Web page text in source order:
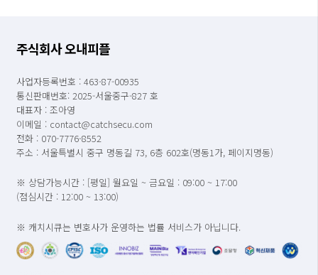
주식회사 오내피플
사업자등록번호 : 463-87-00935
통신판매번호: 2025-서울중구-827 호
대표자 : 조아영
이메일 : contact@catchsecu.com
전화 : 070-7776-8552
주소 : 서울특별시 중구 명동길 73, 6층 602호(명동1가, 페이지명동)
※ 상담가능시간 : [평일] 월요일 ~ 금요일 : 09:00 ~ 17:00
(점심시간 : 12:00 ~ 13:00)
※ 캐치시큐는 변호사가 운영하는 법률 서비스가 아닙니다.